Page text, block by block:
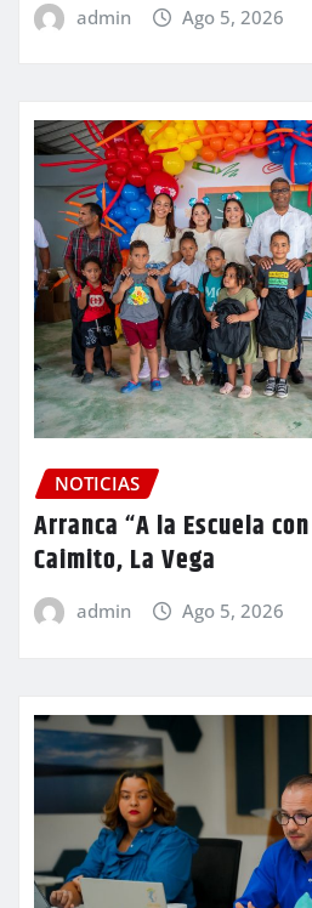
admin Ago 5, 2026
NOTICIAS
Arranca “A la Escuela
Caimito, La Vega
admin Ago 5, 2026